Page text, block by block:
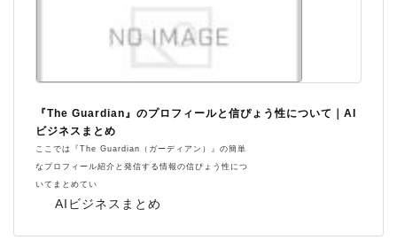
AIビジネスまとめ
『The Guardian』のプロフィールと信ぴょう性について｜AI
ビジネスまとめ
ここでは『The Guardian（ガーディアン）』の簡単
なプロフィール紹介と発信する情報の信ぴょう性につ
いてまとめてい